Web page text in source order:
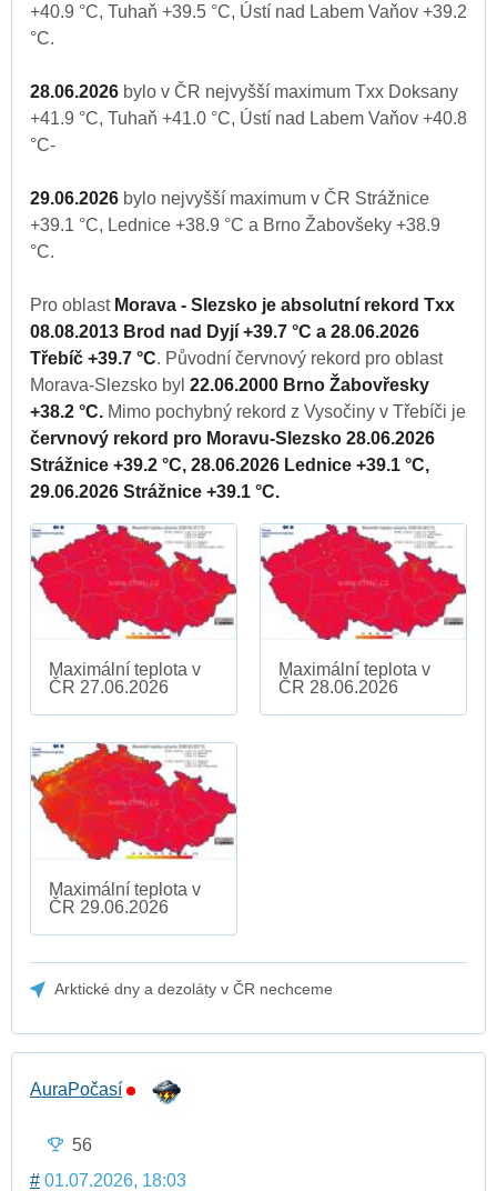
+40.9 °C, Tuhaň +39.5 °C, Ústí nad Labem Vaňov +39.2
°C.
28.06.2026 bylo v ČR nejvyšší maximum Txx Doksany
+41.9 °C, Tuhaň +41.0 °C, Ústí nad Labem Vaňov +40.8
°C-
29.06.2026 bylo nejvyšší maximum v ČR Strážnice
+39.1 °C, Lednice +38.9 °C a Brno Žabovšeky +38.9
°C.
Pro oblast Morava - Slezsko je absolutní rekord Txx
08.08.2013 Brod nad Dyjí +39.7 °C a 28.06.2026
Třebíč +39.7 °C. Původní červnový rekord pro oblast
Morava-Slezsko byl 22.06.2000 Brno Žabovřesky
+38.2 °C. Mimo pochybný rekord z Vysočiny v Třebíči je
červnový rekord pro Moravu-Slezsko 28.06.2026
Strážnice +39.2 °C, 28.06.2026 Lednice +39.1 °C,
29.06.2026 Strážnice +39.1 °C.
Maximální teplota v
ČR 27.06.2026
Maximální teplota v
ČR 28.06.2026
Maximální teplota v
ČR 29.06.2026
Arktické dny a dezoláty v ČR nechceme
AuraPočasí
56
# 01.07.2026, 18:03